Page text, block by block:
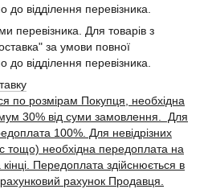
відділення перевізника.
перевізника. Для товарів з
за умови повної
відділення перевізника.
по розмірам Покупця, необхідна
30% від суми замовлення. Для
100%. Для невідрізних
тощо) необхідна передоплата на
Передоплата здійснюється в
рахунок Продавця.